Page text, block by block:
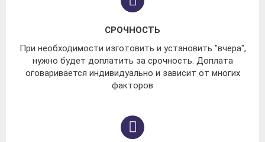
СРОЧНОСТЬ
При необходимости изготовить и установить "вчера",
нужно будет доплатить за срочность. Доплата
оговаривается индивидуально и зависит от многих
факторов